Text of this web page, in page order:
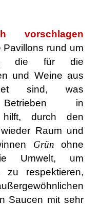
vorschlagen
rund um
die für die
und Weine aus
sind, was
Betrieben in
hilft, durch den
Raum und
Grün
ohne
Umwelt, um
zu respektieren,
Saucen mit sehr